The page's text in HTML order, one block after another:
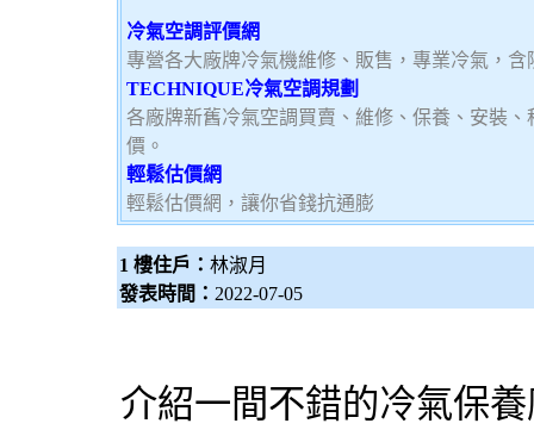
冷氣空調評價網
專營各大廠牌冷氣機維修、販售，專業冷氣，
TECHNIQUE冷氣空調規劃
各廠牌新舊冷氣空調買賣、維修、保養、安裝
價。
輕鬆估價網
輕鬆估價網，讓你省錢抗通膨
1 樓住戶： 林淑月
發表時間： 2022-07-05
介紹一間不錯的冷氣保養